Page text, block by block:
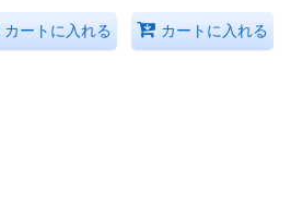
カートに入れる カートに入れる